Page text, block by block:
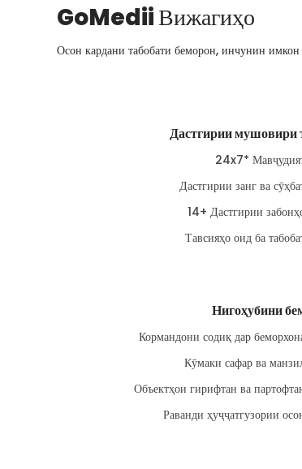
GoMediiВижагиҳо
Осон кардани табобати беморон, инчунин
Дастгирии мушовири
24x7*
Дастгирии занг ва
14+ Дастгирии
Тавсияҳо оид ба
Нигоҳубини
Кормандони содиқ дар
Кӯмаки сафар ва
Объектҳои гирифтан ва
Раванди ҳуҷҷатгузории